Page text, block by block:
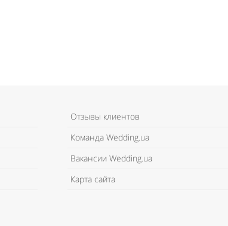
Отзывы клиентов
Команда Wedding.ua
Вакансии Wedding.ua
Карта сайта